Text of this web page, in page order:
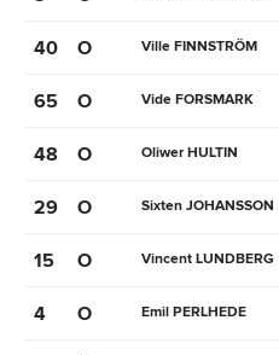
40 O Ville FINNSTRÖM
65 O Vide FORSMARK
48 O Oliwer HULTIN
29 O Sixten JOHANSSON
15 O Vincent LUNDBERG
4 O Emil PERLHEDE